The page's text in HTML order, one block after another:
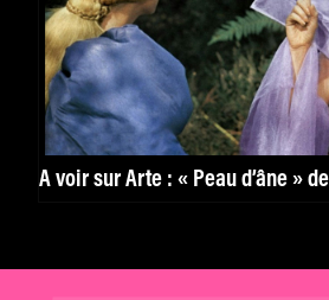
À voir sur Arte : « Peau d’âne »